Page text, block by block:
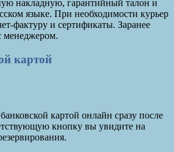
накладную, гарантийный талон и
языке. При необходимости курьер
фактуру и сертификаты. Заранее
менеджером.
картой
картой онлайн сразу после
кнопку вы увидите на